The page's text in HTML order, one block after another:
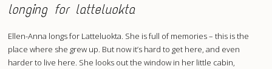
longing for latteluokta
Ellen-Anna longs for Latteluokta. She is full of memories – this is the
place where she grew up. But now it’s hard to get here, and even
harder to live here. She looks out the window in her little cabin,